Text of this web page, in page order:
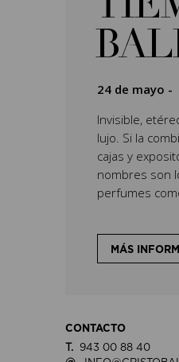
24 de mayo -
Invisible,
lujo. Si la
cajas y
nombres son
perfumes
MÁS
CONTACTO
T.
943 00 88 40